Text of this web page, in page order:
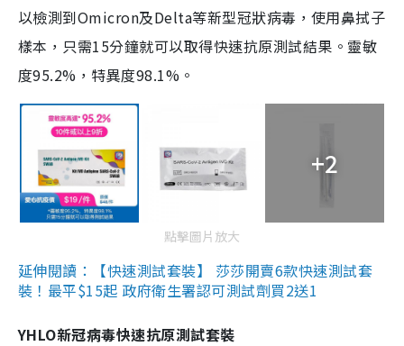
以檢測到Omicron及Delta等新型冠狀病毒，使用鼻拭子
樣本，只需15分鐘就可以取得快速抗原測試結果。靈敏
度95.2%，特異度98.1%。
+2
點擊圖片放大
延伸閱讀：【快速測試套裝】 莎莎開賣6款快速測試套
裝！最平$15起 政府衛生署認可測試劑買2送1
YHLO新冠病毒快速抗原測試套裝